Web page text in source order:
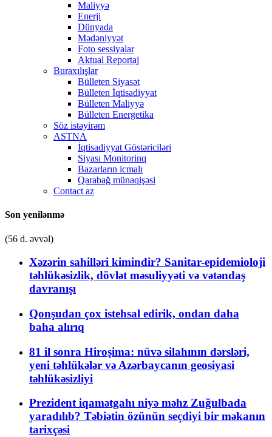
Maliyyə
Enerji
Dünyada
Mədəniyyət
Foto sessiyalar
Aktual Reportaj
Buraxılışlar
Bülleten Siyasət
Bülleten İqtisadiyyat
Bülleten Maliyyə
Bülleten Energetika
Söz istəyirəm
ASTNA
İqtisadiyyat Göstəriciləri
Siyası Monitorinq
Bazarların icmalı
Qarabağ münaqişəsi
Contact az
Son yenilənmə
(56 d. əvvəl)
Xəzərin sahilləri kimindir? Sanitar-epidemioloji
təhlükəsizlik, dövlət məsuliyyəti və vətəndaş
davranışı
Qonşudan çox istehsal edirik, ondan daha
baha alırıq
81 il sonra Hiroşima: nüvə silahının dərsləri,
yeni təhlükələr və Azərbaycanın geosiyasi
təhlükəsizliyi
Prezident iqamətgahı niyə məhz Zuğulbada
yaradılıb? Təbiətin özünün seçdiyi bir məkanın
tarixçəsi